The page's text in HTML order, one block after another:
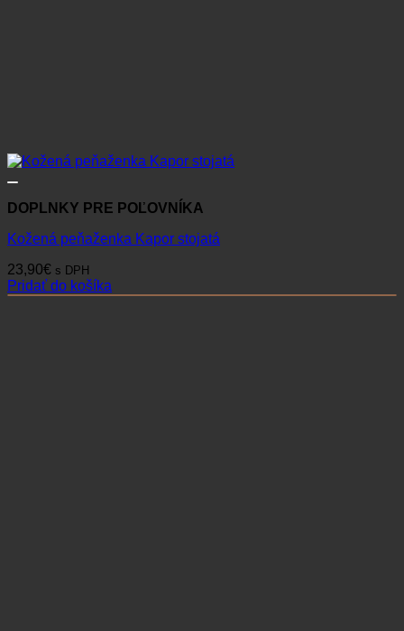
DOPLNKY PRE POĽOVNÍKA
Kožená peňaženka Kapor stojatá
23,90€ s DPH
Pridať do košíka